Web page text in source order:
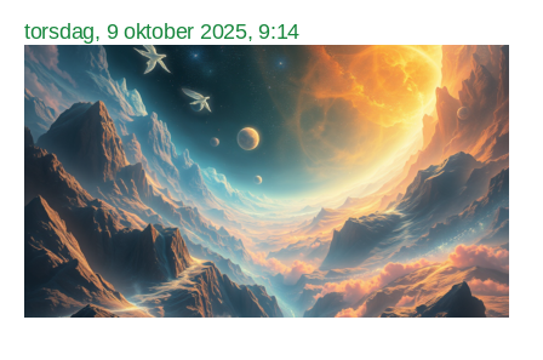
torsdag, 9 oktober 2025, 9:14